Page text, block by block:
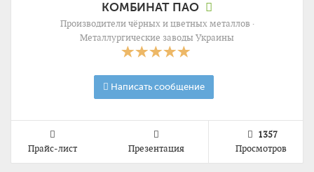
КОМБИНАТ ПАО
Производители чёрных и цветных металлов ·
Металлургические заводы Украины
Написать сообщение
Прайс-лист Презентация
1357
Просмотров